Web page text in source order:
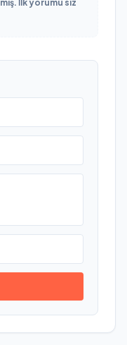
İlk yorumu siz